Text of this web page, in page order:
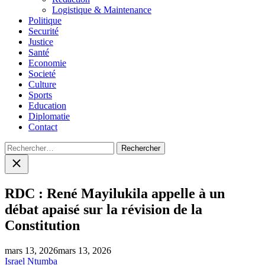
Logistique & Maintenance
Politique
Securité
Justice
Santé
Economie
Societé
Culture
Sports
Education
Diplomatie
Contact
Rechercher :
Close
search
RDC : René Mayilukila appelle à un
débat apaisé sur la révision de la
Constitution
mars 13, 2026mars 13, 2026
Israel Ntumba